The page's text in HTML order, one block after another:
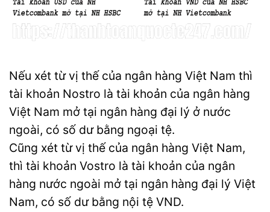
Nếu xét từ vị thế của ngân hàng Việt Nam thì
tài khoản Nostro là tài khoản của ngân hàng
Việt Nam mở tại ngân hàng đại lý ở nước
ngoài, có số dư bằng ngoại tệ.
Cũng xét từ vị thế của ngân hàng Việt Nam,
thì tài khoản Vostro là tài khoản của ngân
hàng nước ngoài mở tại ngân hàng đại lý Việt
Nam, có số dư bằng nội tệ VND.